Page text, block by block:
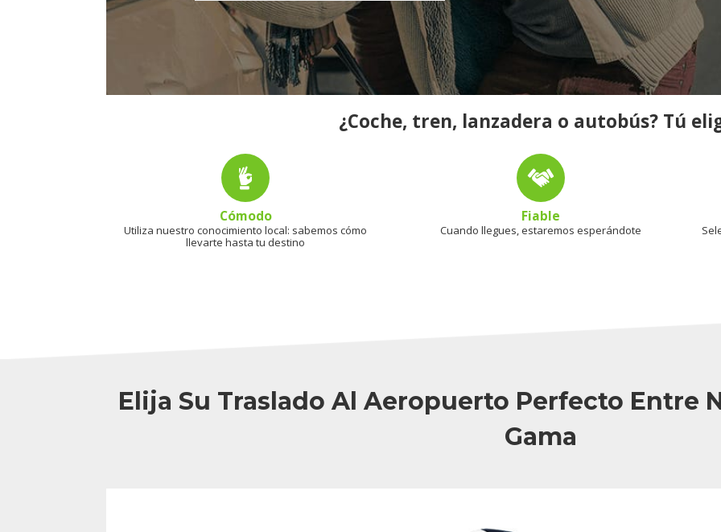
¿Coche, tren, lanzadera o autobús? Tú
Cómodo
Utiliza nuestro conocimiento local: sabemos cómo
llevarte hasta tu destino
Fiable
Cuando llegues, estaremos esperándote
Elija Su Traslado Al Aeropuerto Perfecto Entre
Gama